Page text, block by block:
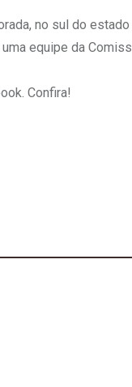
no sul do estado
equipe da
Confira!